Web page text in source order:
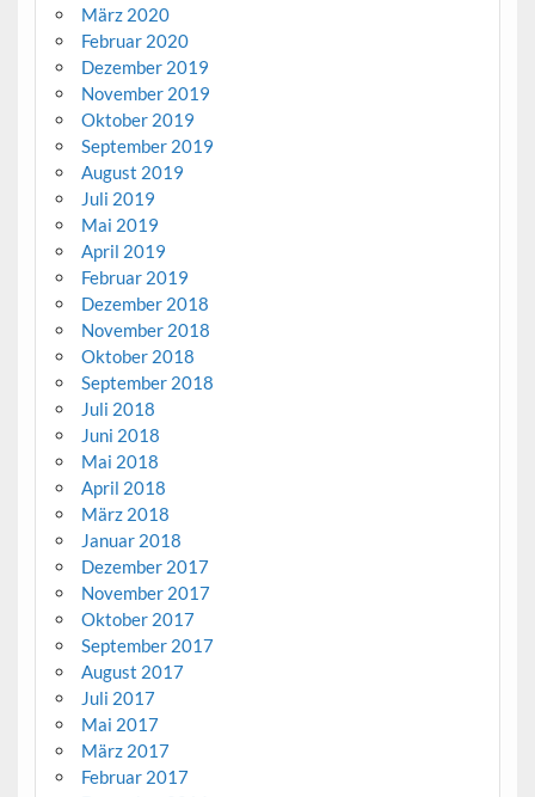
März 2020
Februar 2020
Dezember 2019
November 2019
Oktober 2019
September 2019
August 2019
Juli 2019
Mai 2019
April 2019
Februar 2019
Dezember 2018
November 2018
Oktober 2018
September 2018
Juli 2018
Juni 2018
Mai 2018
April 2018
März 2018
Januar 2018
Dezember 2017
November 2017
Oktober 2017
September 2017
August 2017
Juli 2017
Mai 2017
März 2017
Februar 2017